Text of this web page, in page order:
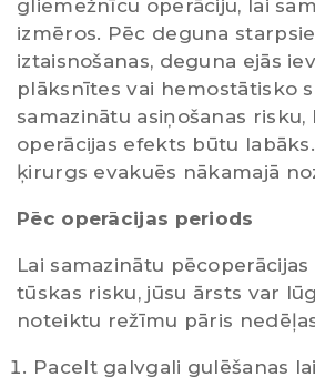
gliemežnīcu operāciju, lai
izmēros. Pēc deguna
iztaisnošanas, deguna ejās
plāksnītes vai hemostātisko
samazinātu asiņošanas risku,
operācijas efekts būtu
ķirurgs evakuēs nākamajā
Pēc operācijas periods
Lai samazinātu pēcoperācijas
tūskas risku, jūsu ārsts var
noteiktu režīmu pāris
Pacelt galvgali gulēšanas